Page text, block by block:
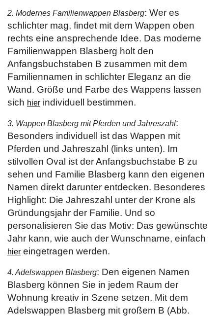
2. Modernes Familienwappen Blasberg: Wer es
schlichter mag, findet mit dem Wappen oben
rechts eine ansprechende Idee. Das moderne
Familienwappen Blasberg holt den
Anfangsbuchstaben B zusammen mit dem
Familiennamen in schlichter Eleganz an die
Wand. Größe und Farbe des Wappens lassen
sich hier individuell bestimmen.
3. Wappen Blasberg mit Pferden und Jahreszahl:
Besonders individuell ist das Wappen mit
Pferden und Jahreszahl (links unten). Im
stilvollen Oval ist der Anfangsbuchstabe B zu
sehen und Familie Blasberg kann den eigenen
Namen direkt darunter entdecken. Besonderes
Highlight: Die Jahreszahl unter der Krone als
Gründungsjahr der Familie. Und so
personalisieren Sie das Motiv: Das gewünschte
Jahr kann, wie auch der Wunschname, einfach
hier eingetragen werden.
4. Adelswappen Blasberg: Den eigenen Namen
Blasberg können Sie in jedem Raum der
Wohnung kreativ in Szene setzen. Mit dem
Adelswappen Blasberg mit großem B (Abb.